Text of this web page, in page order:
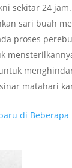
sekitar 24 jam.
sari buah
proses
matahari
di Beberapa